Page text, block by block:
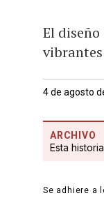
El
4 de agosto
ARCHIVO
Esta
Se adhiere a